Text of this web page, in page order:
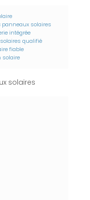
solaires
intégrée
qualifié
fiable
solaire
solaires